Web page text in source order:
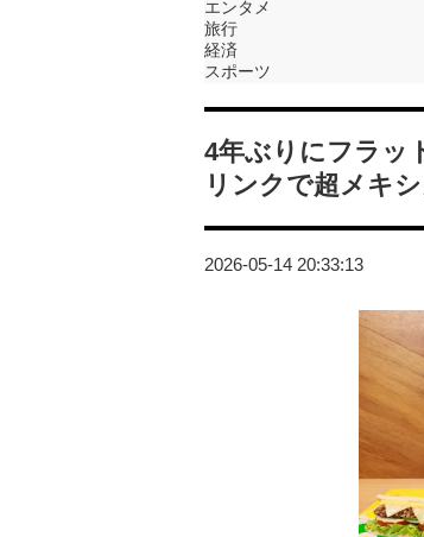
エンタメ
旅行
経済
スポーツ
4年ぶりにフラッ
リンクで超メキ
2026-05-14 20:33:13